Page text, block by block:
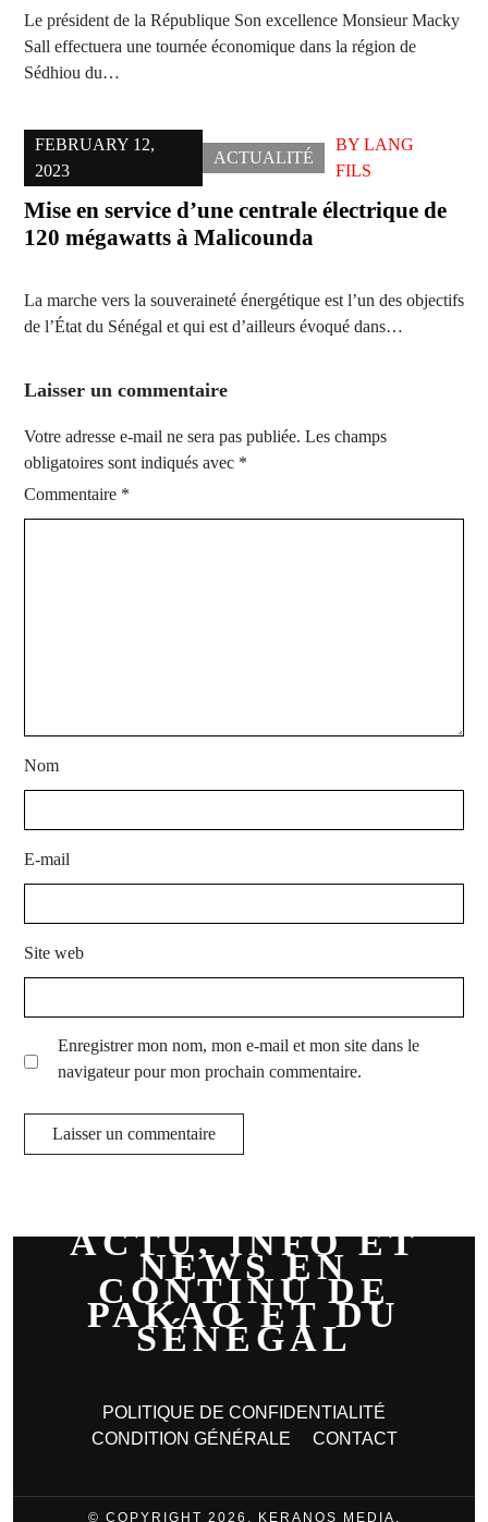
Le président de la République Son excellence Monsieur Macky
Sall effectuera une tournée économique dans la région de
Sédhiou du…
FEBRUARY 12,
2023
ACTUALITÉ
BYLANG
FILS
Mise en service d’une centrale électrique de
120 mégawatts à Malicounda
La marche vers la souveraineté énergétique est l’un des objectifs
de l’État du Sénégal et qui est d’ailleurs évoqué dans…
Laisser un commentaire
Votre adresse e-mail ne sera pas publiée. Les champs
obligatoires sont indiqués avec *
Commentaire *
Nom
E-mail
Site web
Enregistrer mon nom, mon e-mail et mon site dans le
navigateur pour mon prochain commentaire.
ACTU, INFO ET
NEWS EN
CONTINU DE
PAKAO ET DU
SÉNÉGAL
POLITIQUE DE CONFIDENTIALITÉ
CONDITION GÉNÉRALE
CONTACT
© COPYRIGHT 2026, KERANOS MEDIA.